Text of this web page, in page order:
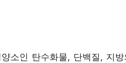
소인 탄수화물, 단백질, 지